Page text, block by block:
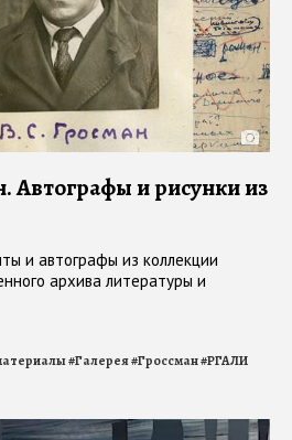
Автографы и рисунки из
и автографы из коллекции
архива литературы и
#Галерея#Гроссман#РГАЛИ